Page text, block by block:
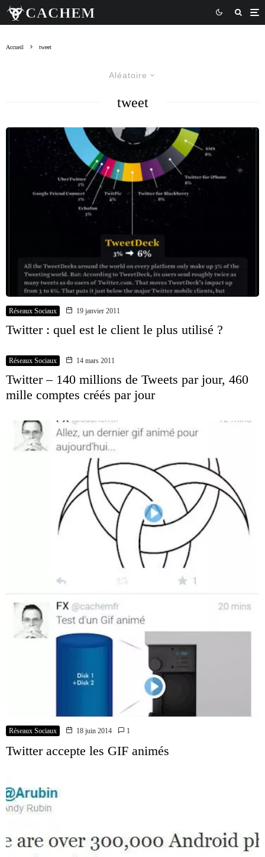
Accueil tweet
Aléatoire
tweet
Réseaux Sociaux 19 janvier 2011
Twitter : quel est le client le plus utilisé ?
Réseaux Sociaux 14 mars 2011
Twitter – 140 millions de Tweets par jour, 460
mille comptes créés par jour
Réseaux Sociaux 18 juin 2014 1
Twitter accepte les GIF animés